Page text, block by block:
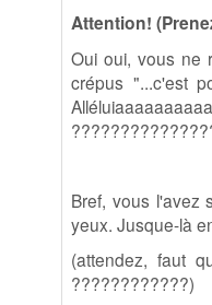
Attention!
Oui oui, vous ne
crépus "...c'est
Bref, vous l'avez
yeux. Jusque-là
(attendez, faut
????????????)